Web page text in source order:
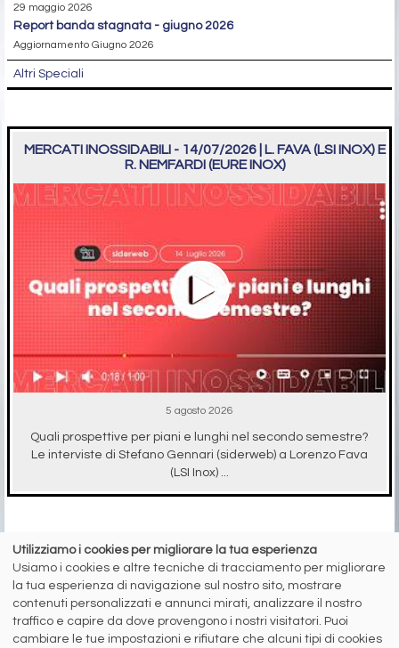
29 maggio 2026
report banda stagnata - giugno 2026
Aggiornamento Giugno 2026
Altri Speciali
MERCATI INOSSIDABILI - 14/07/2026 | L. FAVA (LSI INOX) E
R. NEMFARDI (EURE INOX)
5 agosto 2026
Quali prospettive per piani e lunghi nel secondo semestre?
Le interviste di Stefano Gennari (siderweb) a Lorenzo Fava
(LSI Inox) ...
RICICLO IMBALLAGGI
Utilizziamo i cookies per migliorare la tua esperienza
Usiamo i cookies e altre tecniche di tracciamento per migliorare
la tua esperienza di navigazione sul nostro sito, mostrare
contenuti personalizzati e annunci mirati, analizzare il nostro
traffico e capire da dove provengono i nostri visitatori. Puoi
cambiare le tue impostazioni e rifiutare che alcuni tipi di cookies